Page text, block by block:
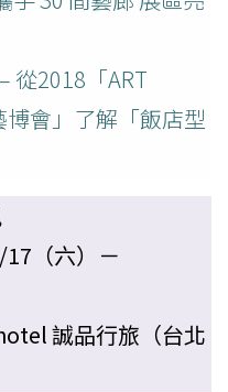
從2018「ART
博會」了解「飯店型
（六）－
誠品行旅（台北